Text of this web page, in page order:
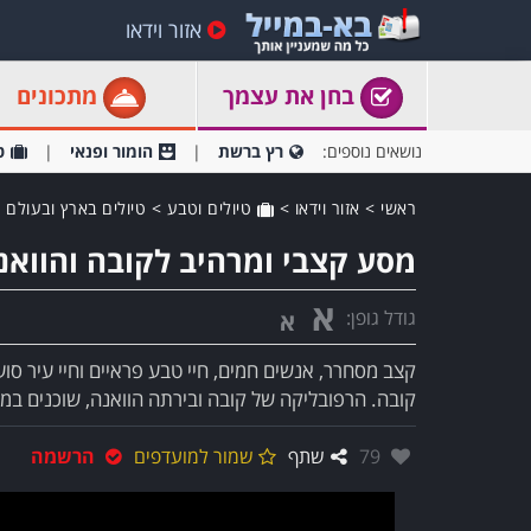
אזור וידאו
בחן את עצמך מתכונים
נושאים נוספים: רץ ברשת הומור ופנאי
ראשי > אזור וידאו > טיולים וטבע > טיולים בארץ ובעולם
מסע קצבי ומרהיב לקובה
גודל גופן: א א
קצב מסחרר, אנשים חמים, חיי טבע פראיים וחיי עיר
קובה. הרפובליקה של קובה ובירתה הוואנה, שוכנים
אהבו:
79 שתף שמור למועדפים הרשמה